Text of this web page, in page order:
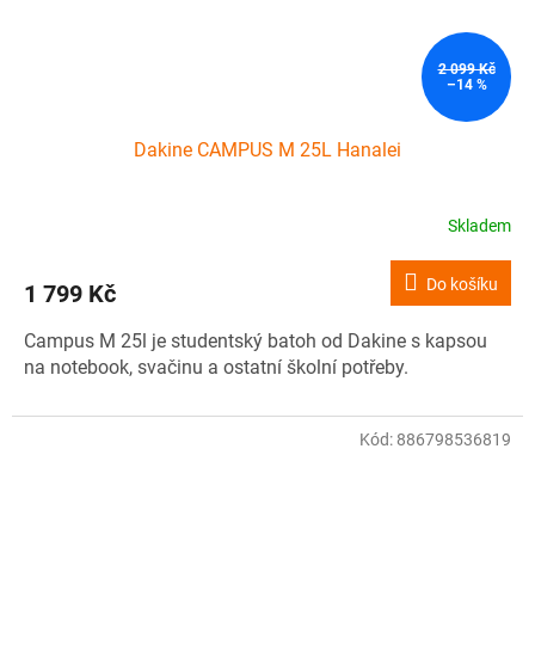
2 099 Kč
–14 %
Dakine CAMPUS M 25L Hanalei
Skladem
1 799 Kč Do košíku
Campus M 25l je studentský batoh od Dakine s kapsou
na notebook, svačinu a ostatní školní potřeby.
Kód: 886798536819